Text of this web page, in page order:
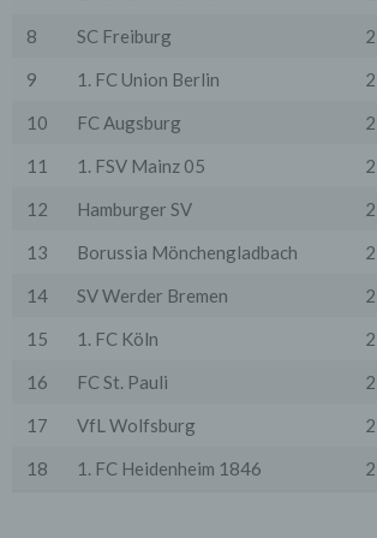
8
SC Freiburg
9
1. FC Union Berlin
10
FC Augsburg
11
1. FSV Mainz 05
12
Hamburger SV
13
Borussia Mönchengladbach
14
SV Werder Bremen
15
1. FC Köln
16
FC St. Pauli
17
VfL Wolfsburg
18
1. FC Heidenheim 1846
vorausgesetzte Sicherheit der Daten
3. Verarbeitung personenbezogener
Die personenbezogenen Daten werden,
ausdrücklich in dieser
genannten Verwendung, für die folgenden
Einwilligungen der Nutzer verarbeitet:
Optimierung und Sicherung unserer
- Die Gewährleistung eines effektiven
wenn dies für Abrechnungszwecke
Zwecke, wenn diese notwendig sind, um
zu erfüllen (z.B. Adressmitteilung an
Bei der Kontaktaufnahme mit uns (per
oder Email) werden die Angaben des